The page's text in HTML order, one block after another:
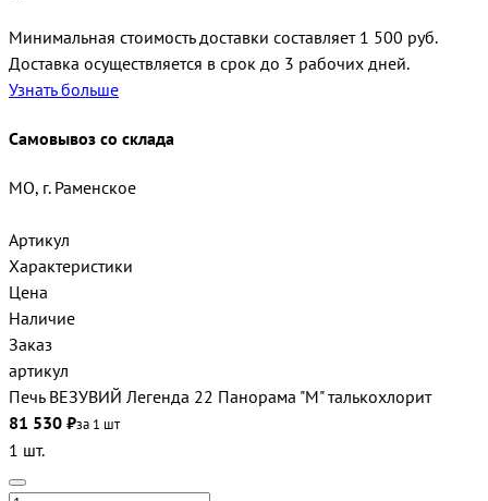
Минимальная стоимость доставки составляет 1 500 руб.
Доставка осуществляется в срок до 3 рабочих дней.
Узнать больше
Самовывоз со склада
МО, г. Раменское
Артикул
Характеристики
Цена
Наличие
Заказ
артикул
Печь ВЕЗУВИЙ Легенда 22 Панорама "М" талькохлорит
81 530 ₽за 1 шт
1 шт.